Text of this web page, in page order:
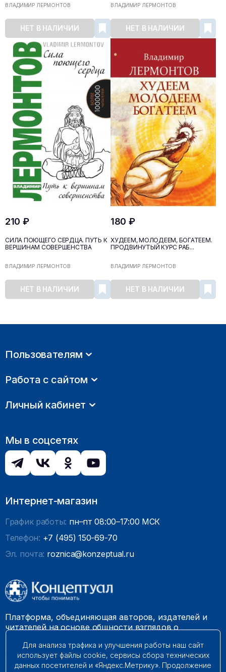
ВЛАДИМИР ЛЕРМОНТОВ
НЕТ В НАЛИЧИИ
ВЛАДИМИР ЛЕРМОНТОВ
НЕТ В НАЛИЧИИ
210 ₽
СИЛА ПОЮЩЕГО СЕРДЦА. ПУТЬ К
ВЕРШИНАМ СОВЕРШЕНСТВА
ВЛАДИМИР ЛЕРМОНТОВ
НЕТ В НАЛИЧИИ
180 ₽
ХУДЕЕМ, МОЛОДЕЕМ, БОГАТЕЕМ.
ПРОДВИНУТЫЙ КУРС РАБ...
ВЛАДИМИР ЛЕРМОНТОВ
НЕТ В НАЛИЧИИ
Пользователям
Работа с сайтом
Личный кабинет
Мы в соцсетях
Интернет-магазин
График работы: пн–пт 08:00–17:00 МСК
Телефон: +7 (495) 150-69-70
Эл. почта: roznica@konzeptual.ru
Платформа, объединяющая авторов, издателей и
читателей на основе общности взглядов о
гармоничного мироустройства. Наши книги можно
встретить на многих книготорговых площадках
России.
Для анализа трафика и улучшения работы наш сайт
использует файлы cookie, сервисы сбора технических
данных посетителей и «Яндекс.Метрику». Продолжение